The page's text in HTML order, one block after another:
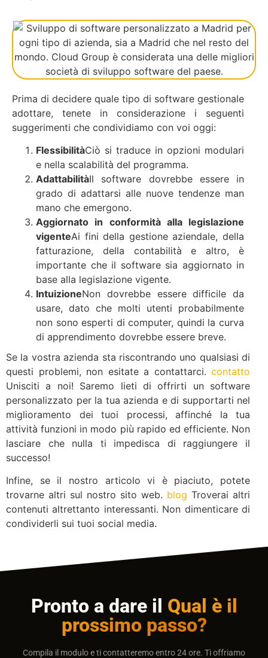
Prima di decidere quale tipo di software gestionale
adottare, tenete in considerazione i seguenti
suggerimenti che condividiamo con voi oggi:
FlessibilitàCiò si traduce in opzioni modulari
e nella scalabilità del programma.
AdattabilitàIl software dovrebbe essere in
grado di adattarsi alle nuove tendenze man
mano che emergono.
Aggiornato in conformità alla legislazione
vigenteAi fini della gestione aziendale, della
fatturazione, della contabilità e altro, è
importante che il software sia aggiornato in
base alla legislazione vigente.
IntuizioneNon dovrebbe essere difficile da
usare, dato che molti utenti probabilmente
non sono esperti di computer, quindi la curva
di apprendimento dovrebbe essere breve.
Se la vostra azienda sta riscontrando uno qualsiasi di
questi problemi, non esitate a contattarci. contatto
Unisciti a noi! Saremo lieti di offrirti un software
personalizzato per la tua azienda e di supportarti nel
miglioramento dei tuoi processi, affinché la tua
attività funzioni in modo più rapido ed efficiente. Non
lasciare che nulla ti impedisca di raggiungere il
successo!
Infine, se il nostro articolo vi è piaciuto, potete
trovarne altri sul nostro sito web. blog Troverai altri
contenuti altrettanto interessanti. Non dimenticare di
condividerli sui tuoi social media.
Pronto a dare il Qual è il
prossimo passo?
Compila il modulo e ti contatteremo entro 24 ore. Ti offriamo